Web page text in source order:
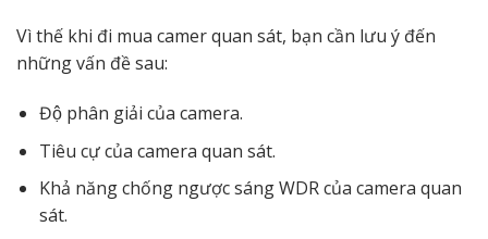
Vì thế khi đi mua camer quan sát, bạn cần lưu ý đến
những vấn đề sau:
Độ phân giải của camera.
Tiêu cự của camera quan sát.
Khả năng chống ngược sáng WDR của camera quan
sát.